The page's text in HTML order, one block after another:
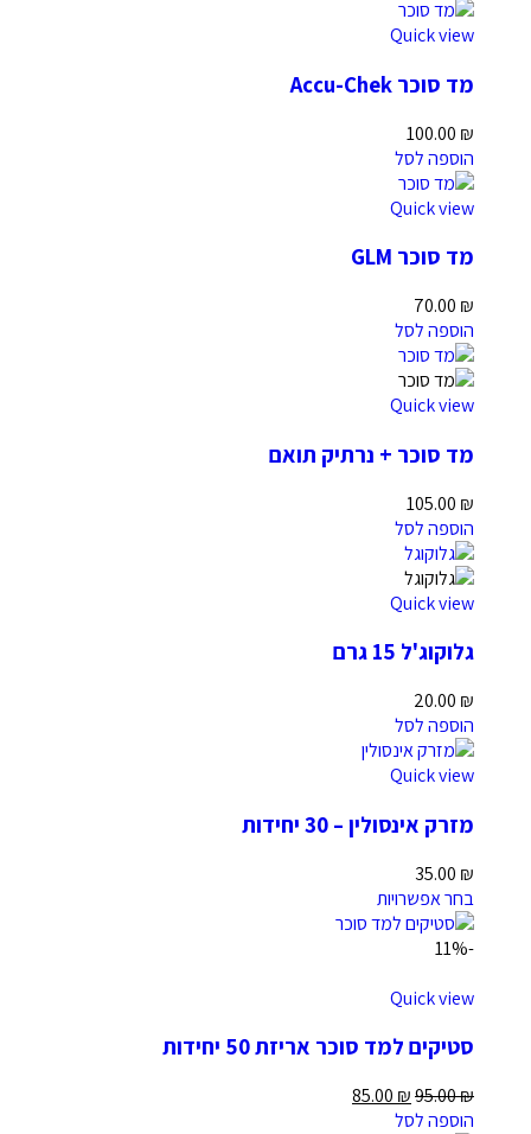
Quick view
מד סוכר Accu-Chek
100.00 ₪
הוספה לסל
Quick view
מד סוכר GLM
70.00 ₪
הוספה לסל
Quick view
מד סוכר + נרתיק תואם
105.00 ₪
הוספה לסל
Quick view
גלוקוג'ל 15 גרם
20.00 ₪
הוספה לסל
Quick view
מזרק אינסולין – 30 יחידות
35.00 ₪
בחר אפשרויות
-11%
Quick view
סטיקים למד סוכר אריזת 50 יחידות
95.00₪
85.00 ₪
הוספה לסל